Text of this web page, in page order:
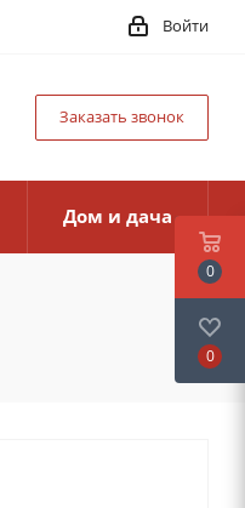
Войти
Заказать звонок
Дом и дача
0
0